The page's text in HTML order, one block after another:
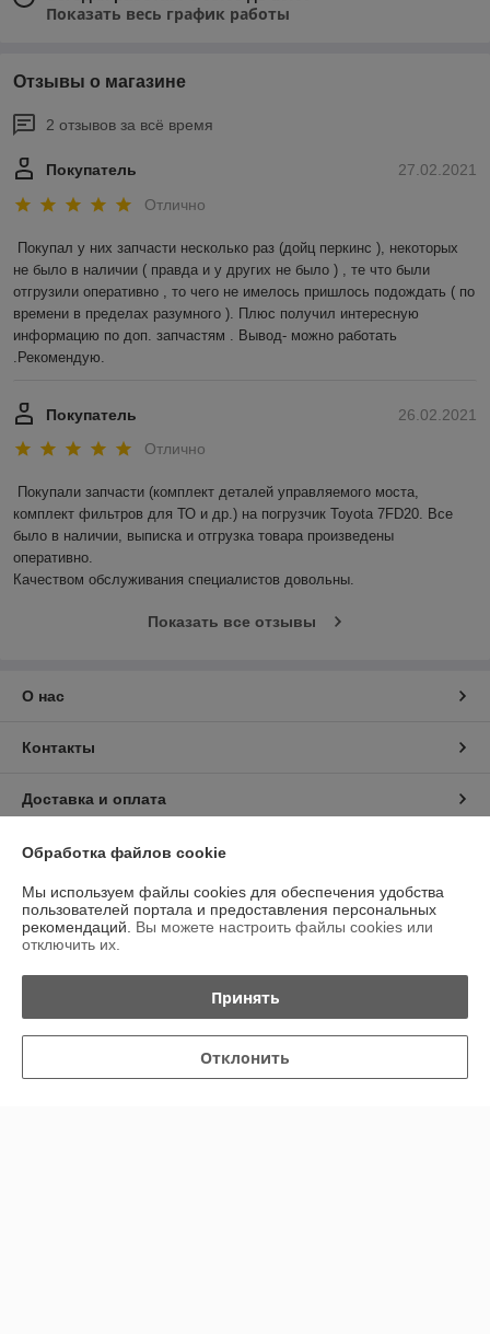
Показать весь график работы
Отзывы о магазине
2 отзывов за всё время
27.02.2021
Покупатель
Отлично
Покупал у них запчасти несколько раз (дойц перкинс ), некоторых
не было в наличии ( правда и у других не было ) , те что были
отгрузили оперативно , то чего не имелось пришлось подождать ( по
времени в пределах разумного ). Плюс получил интересную
информацию по доп. запчастям . Вывод- можно работать
.Рекомендую.
26.02.2021
Покупатель
Отлично
Покупали запчасти (комплект деталей управляемого моста,
комплект фильтров для ТО и др.) на погрузчик Toyota 7FD20. Все
было в наличии, выписка и отгрузка товара произведены
оперативно.
Качеством обслуживания специалистов довольны.
Показать все отзывы
О нас
Контакты
Доставка и оплата
График работы
Полная версия сайта
Политика обработки cookies
Сайт создан на платформе Deal.by
Обработка файлов cookie
Мы используем файлы cookies для обеспечения удобства
пользователей портала и предоставления персональных
рекомендаций. Вы можете настроить файлы cookies или
отключить их.
Принять
Отклонить